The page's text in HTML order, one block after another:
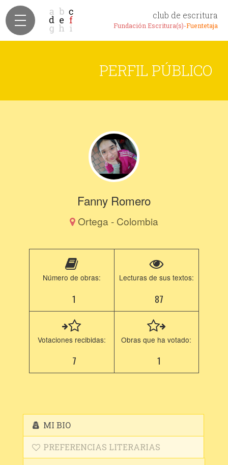
club de escritura
Fundación Escritura(s)-Fuentetaja
PERFIL PÚBLICO
Fanny Romero
Ortega - Colombia
Número de obras:
1
Lecturas de sus textos:
87
Votaciones recibidas:
7
Obras que ha votado:
1
MI BIO
PREFERENCIAS LITERARIAS